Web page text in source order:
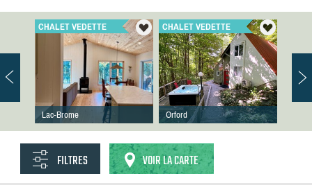
CHALET VEDETTE
Lac-Brome
CHALET VEDETTE
Orford
FILTRES VOIR LA CARTE